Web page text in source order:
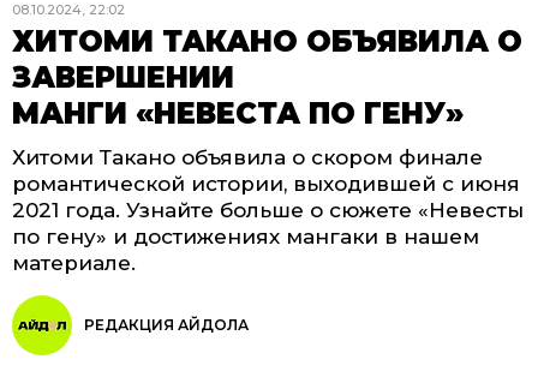
08.10.2024, 22:02
ХИТОМИ ТАКАНО ОБЪЯВИЛА О
ЗАВЕРШЕНИИ
МАНГИ «НЕВЕСТА ПО ГЕНУ»
Хитоми Такано объявила о скором финале
романтической истории, выходившей с июня
2021 года. Узнайте больше о сюжете «Невесты
по гену» и достижениях мангаки в нашем
материале.
РЕДАКЦИЯ АЙДОЛА